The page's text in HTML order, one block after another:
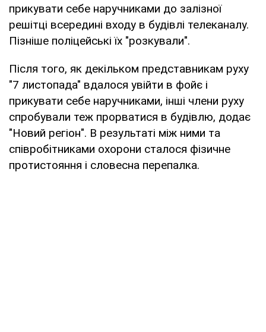
прикувати себе наручниками до залізної
решітці всередині входу в будівлі телеканалу.
Пізніше поліцейські їх "розкували".
Після того, як декільком представникам руху
"7 листопада" вдалося увійти в фойє і
прикувати себе наручниками, інші члени руху
спробували теж прорватися в будівлю, додає
"Новий регіон". В результаті між ними та
співробітниками охорони сталося фізичне
протистояння і словесна перепалка.